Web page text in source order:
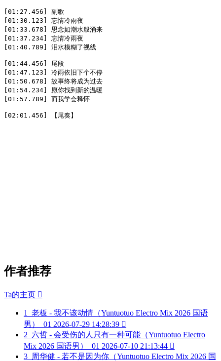
[01:27.456] 副歌
[01:30.123] 忘情冷雨夜
[01:33.678] 思念如潮水般涌来
[01:37.234] 忘情冷雨夜
[01:40.789] 泪水模糊了视线
[01:44.456] 尾段
[01:47.123] 冷雨依旧下个不停
[01:50.678] 故事终将成为过去
[01:54.234] 愿你找到新的温暖
[01:57.789] 而我学会释怀
[02:01.456] 【尾奏】
作者推荐
Ta的主页 
1
老板 - 我不该动情（Yuntuotuo Electro Mix 2026 国语
男）_01 2026-07-29 14:28:39 
2 六哲 - 会受伤的人只有一种可能（Yuntuotuo Electro
Mix 2026 国语男）_01 2026-07-10 21:13:44 
3 周华健 - 若不是因为你（Yuntuotuo Electro Mix 2026 国